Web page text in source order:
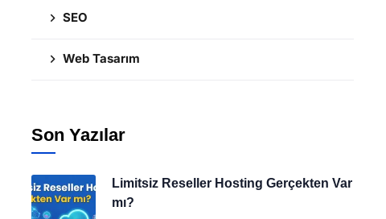
SEO
Web Tasarım
Son Yazılar
Limitsiz Reseller Hosting Gerçekten Var
mı?